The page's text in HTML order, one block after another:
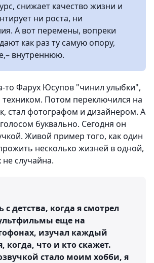
снижает качество жизни и
ни роста, ни
А вот перемены, вопреки
как раз ту самую опору,
внутреннюю.
то Фарух Юсупов "чинил улыбки",
Потом переключился на
стал фотографом и дизайнером. А
буквально. Сегодня он
Живой пример того, как один
несколько жизней в одной,
случайна.
с детства, когда я смотрел
еще на
изучал каждый
когда, что и кто скажет.
стало моим хобби, я